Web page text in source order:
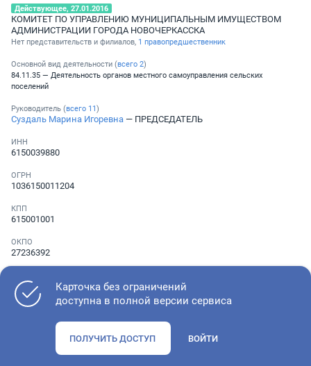
Действующее, 27.01.2016
КОМИТЕТ ПО УПРАВЛЕНИЮ МУНИЦИПАЛЬНЫМ ИМУЩЕСТВОМ
АДМИНИСТРАЦИИ ГОРОДА НОВОЧЕРКАССКА
Нет представительств и филиалов, 1 правопредшественник
Основной вид деятельности (всего 2)
84.11.35 — Деятельность органов местного самоуправления сельских
поселений
Руководитель (всего 11)
Суздаль Марина Игоревна — ПРЕДСЕДАТЕЛЬ
ИНН
6150039880
ОГРН
1036150011204
КПП
615001001
ОКПО
27236392
Не указан
Как оценить состояние компании
Карточка без ограничений
доступна в полной версии сервиса
ПОЛУЧИТЬ ДОСТУП ВОЙТИ